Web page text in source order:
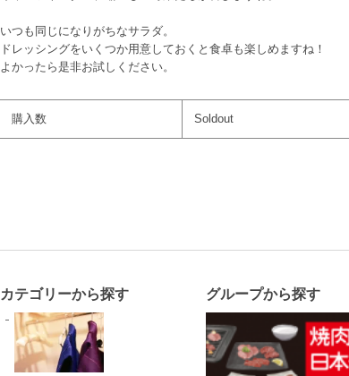
いつも同じになりがちなサラダ。
ドレッシングをいくつか用意しておくと食卓も楽しめますね！
よかったら是非お試しください。
購入数 Soldout
カテゴリーから探す グループから探す